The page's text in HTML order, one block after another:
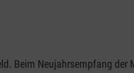
Beim Neujahrsempfang der